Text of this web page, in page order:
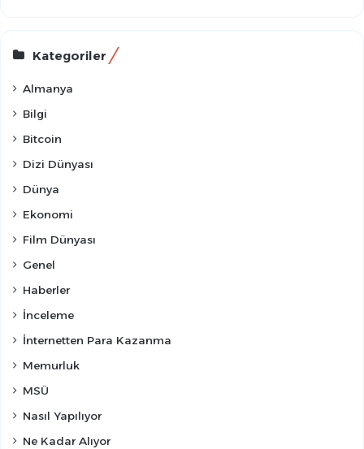
Kategoriler
Almanya
Bilgi
Bitcoin
Dizi Dünyası
Dünya
Ekonomi
Film Dünyası
Genel
Haberler
İnceleme
İnternetten Para Kazanma
Memurluk
MSÜ
Nasıl Yapılıyor
Ne Kadar Alıyor